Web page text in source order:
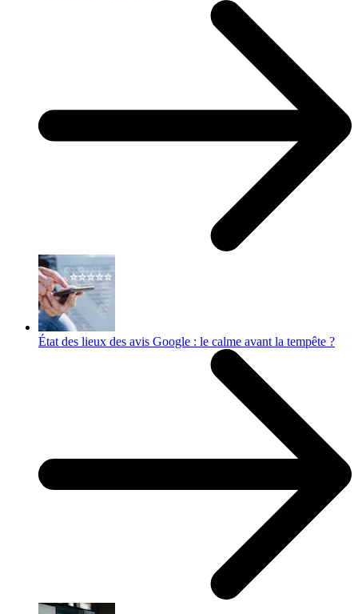
État des lieux des avis Google : le calme avant la tempête ?